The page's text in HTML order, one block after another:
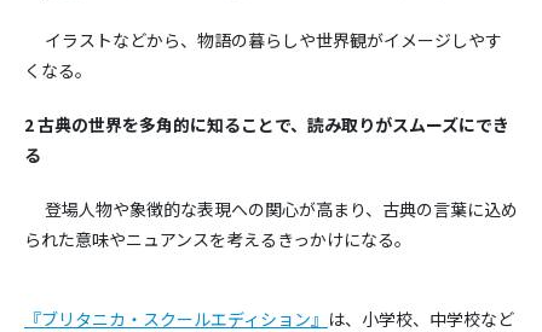
イラストなどから、物語の暮らしや世界観がイメージしやす
くなる。
2古典の世界を多角的に知ることで、読み取りがスムーズにでき
る
登場人物や象徴的な表現への関心が高まり、古典の言葉に込め
られた意味やニュアンスを考えるきっかけになる。
『ブリタニカ・スクールエディション』 は、小学校、中学校など